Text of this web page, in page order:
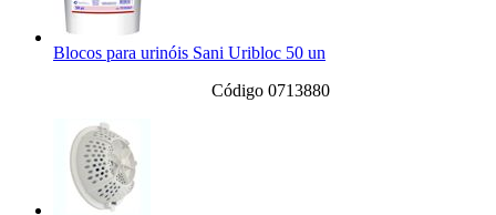
Blocos para urinóis Sani Uribloc 50 un
Código 0713880